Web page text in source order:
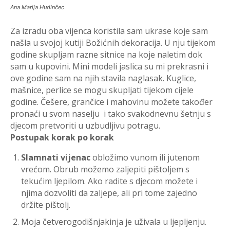
Ana Marija Hudinčec
Za izradu oba vijenca koristila sam ukrase koje sam
našla u svojoj kutiji Božićnih dekoracija. U nju tijekom
godine skupljam razne sitnice na koje naletim dok
sam u kupovini. Mini modeli jaslica su mi prekrasni i
ove godine sam na njih stavila naglasak. Kuglice,
mašnice, perlice se mogu skupljati tijekom cijele
godine. Češere, grančice i mahovinu možete također
pronaći u svom naselju i tako svakodnevnu šetnju s
djecom pretvoriti u uzbudljivu potragu.
Postupak korak po korak
Slamnati vijenacobložimo vunom ili jutenom
vrećom. Obrub možemo zaljepiti pištoljem s
tekućim ljepilom. Ako radite s djecom možete i
njima dozvoliti da zaljepe, ali pri tome zajedno
držite pištolj.
Moja četverogodišnjakinja je uživala u ljepljenju.